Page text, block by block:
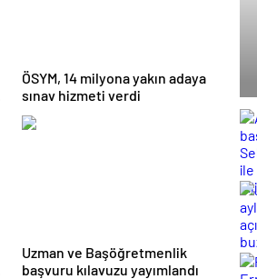
ÖSYM, 14 milyona yakın adaya
sınav hizmeti verdi
Uzman ve Başöğretmenlik
başvuru kılavuzu yayımlandı